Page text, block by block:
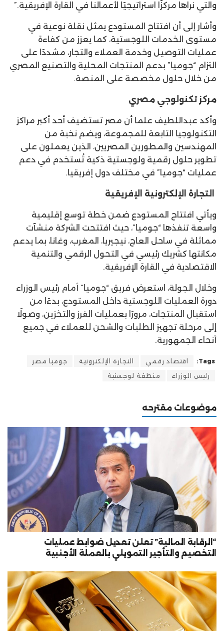
والتي نراها مركزًا استراتيجيًا لأعمالنا في القارة الإفريقية.”
وأشار إلى أن افتتاح المستودع يمثل نقلة نوعية في
مستوى الخدمات اللوجستية، كما يعزز من كفاءة
عمليات التوصيل وخدمة العملاء والتجار، مشددًا على
التزام “جوميا” بدعم المنتجات المحلية والتصنيع المصري
من خلال حلول مخصصة على المنصة.
مركز تكنولوجي مصري
وأكد عبداللطيف علما أن مصر تستضيف أحد أكبر مراكز
التكنولوجيا التابعة للمجموعة، ويضم نخبة من
المهندسين والمطورين المصريين، الذين يعملون على
تطوير حلول رقمية ولوجستية ذكية تُستخدم في دعم
عمليات “جوميا” في مختلف دول إفريقيا.
التجارة الإلكترونية الإفريقية
ويأتي افتتاح المستودع ضمن خطة توسع إقليمية
واسعة تنفذها “جوميا”، حيث افتتحت الشركة منشآت
مماثلة في ساحل العاج، نيجيريا، المغرب، وغانا، بما يدعم
مكانتها كشريك رئيسي في التحول الرقمي والتنمية
الاقتصادية في القارة الإفريقية.
وخلال الجولة، استعرض فريق “جوميا” أمام رئيس الوزراء
دورة العمليات اللوجستية داخل المستودع، بدءًا من
استقبال المنتجات، مرورًا بعمليات الفرز والتخزين، وصولًا
إلى مرحلة تجهيز الطلبات والشحن للعملاء في جميع
أنحاء الجمهورية.
Tags: اقتصاد رقمي التجارة الإلكترونية
جوميا مصر
رئيس الوزراء
منطقة لوجستية
موضوعات مقترحه
“الرقابة المالية” تعلن تعديل ضوابط عمليات
التخصيم والتأجير التمويلي بالعملة الأجنبية